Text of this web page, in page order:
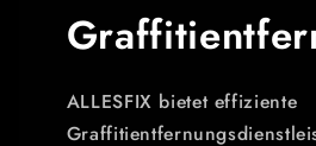
ALLESFIX bietet effiziente